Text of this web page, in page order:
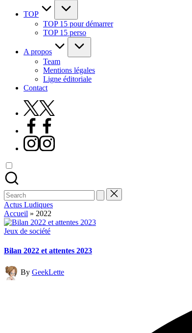
TOP
TOP 15 pour démarrer
TOP 15 perso
A propos
Team
Mentions légales
Ligne éditoriale
Contact
X
Facebook
Instagram
Search
for:
Actus Ludiques
Accueil » 2022
Posted
Jeux de société
Bilan 2022 et attentes 2023
Posted
by
By GeekLette